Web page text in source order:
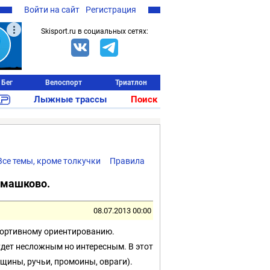
Войти на сайт Регистрация
Skisport.ru в социальных сетях:
Бег Велоспорт Триатлон
Лыжные трассы Поиск
Правила
темы, кроме толкучки
08.07.2013 00:00
ориентированию.
несложным но интересным. В этот
ручьи, промоины, овраги).